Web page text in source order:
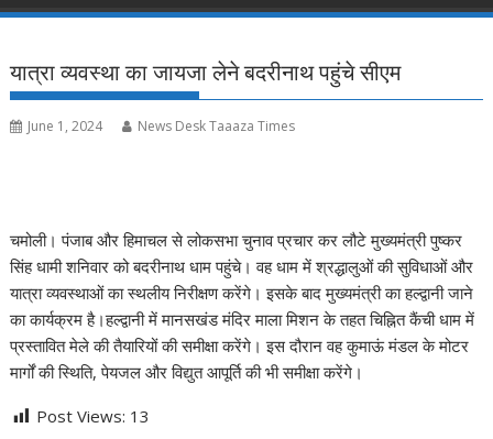
यात्रा व्यवस्था का जायजा लेने बदरीनाथ पहुंचे सीएम
June 1, 2024 News Desk Taaaza Times
चमोली। पंजाब और हिमाचल से लोकसभा चुनाव प्रचार कर लौटे मुख्यमंत्री पुष्कर
सिंह धामी शनिवार को बदरीनाथ धाम पहुंचे। वह धाम में श्रद्धालुओं की सुविधाओं और
यात्रा व्यवस्थाओं का स्थलीय निरीक्षण करेंगे। इसके बाद मुख्यमंत्री का हल्द्वानी जाने
का कार्यक्रम है।हल्द्वानी में मानसखंड मंदिर माला मिशन के तहत चिह्नित कैंची धाम में
प्रस्तावित मेले की तैयारियों की समीक्षा करेंगे। इस दौरान वह कुमाऊं मंडल के मोटर
मार्गों की स्थिति, पेयजल और विद्युत आपूर्ति की भी समीक्षा करेंगे।
Post Views: 13